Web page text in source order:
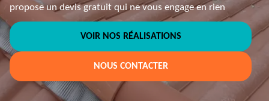
propose un devis gratuit qui ne vous engage en rien
VOIR NOS RÉALISATIONS
NOUS CONTACTER